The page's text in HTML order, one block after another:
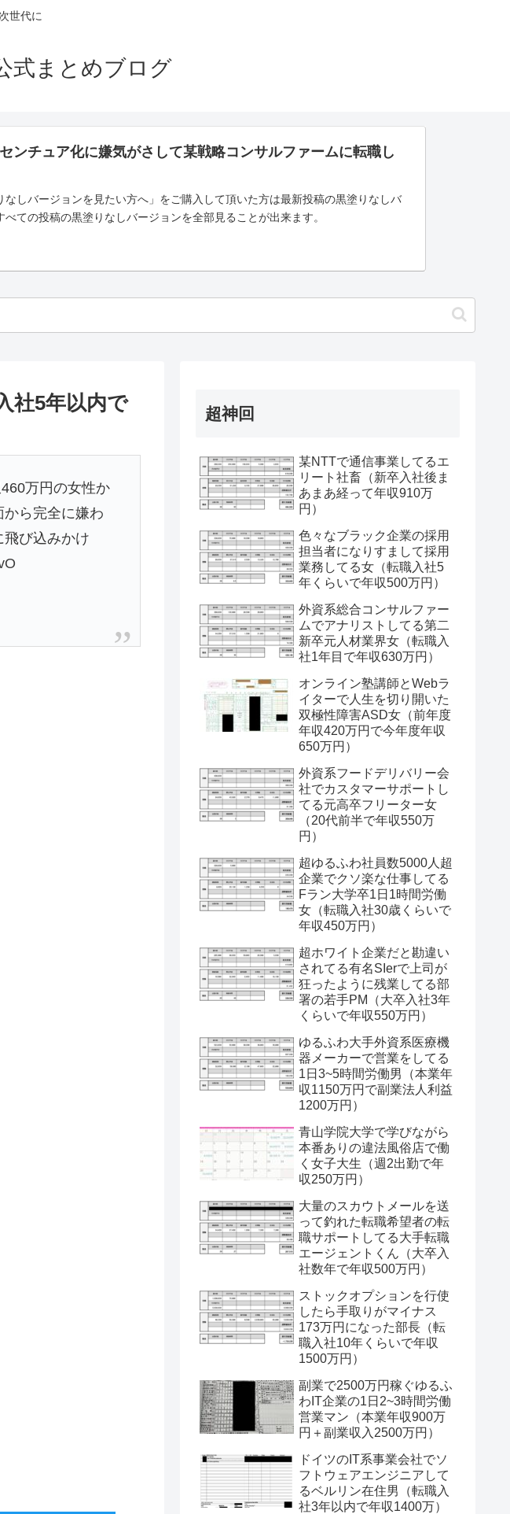
世代に
式まとめブログ
ンチュア化に嫌気がさして某戦略コンサルファームに転職し
しバージョンを見たい方へ」をご購入して頂いた方は最新投稿の黒塗りなしバ
ての投稿の黒塗りなしバージョンを全部見ることが出来ます。
社5年以内で
万円の女性か
ら完全に嫌わ
び込みかけ
超神回
某NTTで通信事業してるエ
リート社畜（新卒入社後ま
あまあ経って年収910万
円）
色々なブラック企業の採用
担当者になりすまして採用
業務してる女（転職入社5
年くらいで年収500万円）
外資系総合コンサルファー
ムでアナリストしてる第二
新卒元人材業界女（転職入
社1年目で年収630万円）
オンライン塾講師とWebラ
イターで人生を切り開いた
双極性障害ASD女（前年度
年収420万円で今年度年収
650万円）
外資系フードデリバリー会
社でカスタマーサポートし
てる元高卒フリーター女
（20代前半で年収550万
円）
超ゆるふわ社員数5000人超
企業でクソ楽な仕事してる
Fラン大学卒1日1時間労働
女（転職入社30歳くらいで
年収450万円）
超ホワイト企業だと勘違い
されてる有名SIerで上司が
狂ったように残業してる部
署の若手PM（大卒入社3年
くらいで年収550万円）
ゆるふわ大手外資系医療機
器メーカーで営業をしてる
1日3~5時間労働男（本業年
収1150万円で副業法人利益
1200万円）
青山学院大学で学びながら
本番ありの違法風俗店で働
く女子大生（週2出勤で年
収250万円）
大量のスカウトメールを送
って釣れた転職希望者の転
職サポートしてる大手転職
エージェントくん（大卒入
社数年で年収500万円）
ストックオプションを行使
したら手取りがマイナス
173万円になった部長（転
職入社10年くらいで年収
1500万円）
副業で2500万円稼ぐゆるふ
わIT企業の1日2~3時間労働
営業マン（本業年収900万
円＋副業収入2500万円）
ドイツのIT系事業会社でソ
フトウェアエンジニアして
るベルリン在住男（転職入
社3年以内で年収1400万）